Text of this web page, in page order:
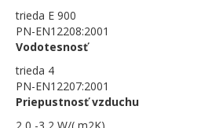
trieda E 900
PN-EN12208:2001
Vodotesnosť
trieda 4
PN-EN12207:2001
Priepustnosť vzduchu